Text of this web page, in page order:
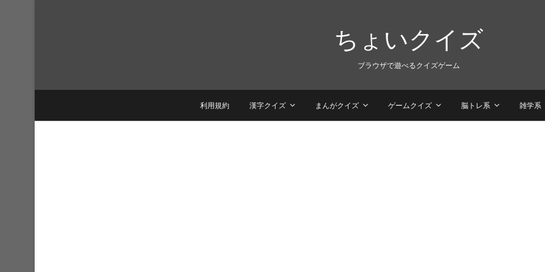
ちょいクイズ
ブラウザで遊べるクイズゲーム
利用規約 漢字クイズ まんがクイズ ゲームクイズ 脳トレ系 雑学系